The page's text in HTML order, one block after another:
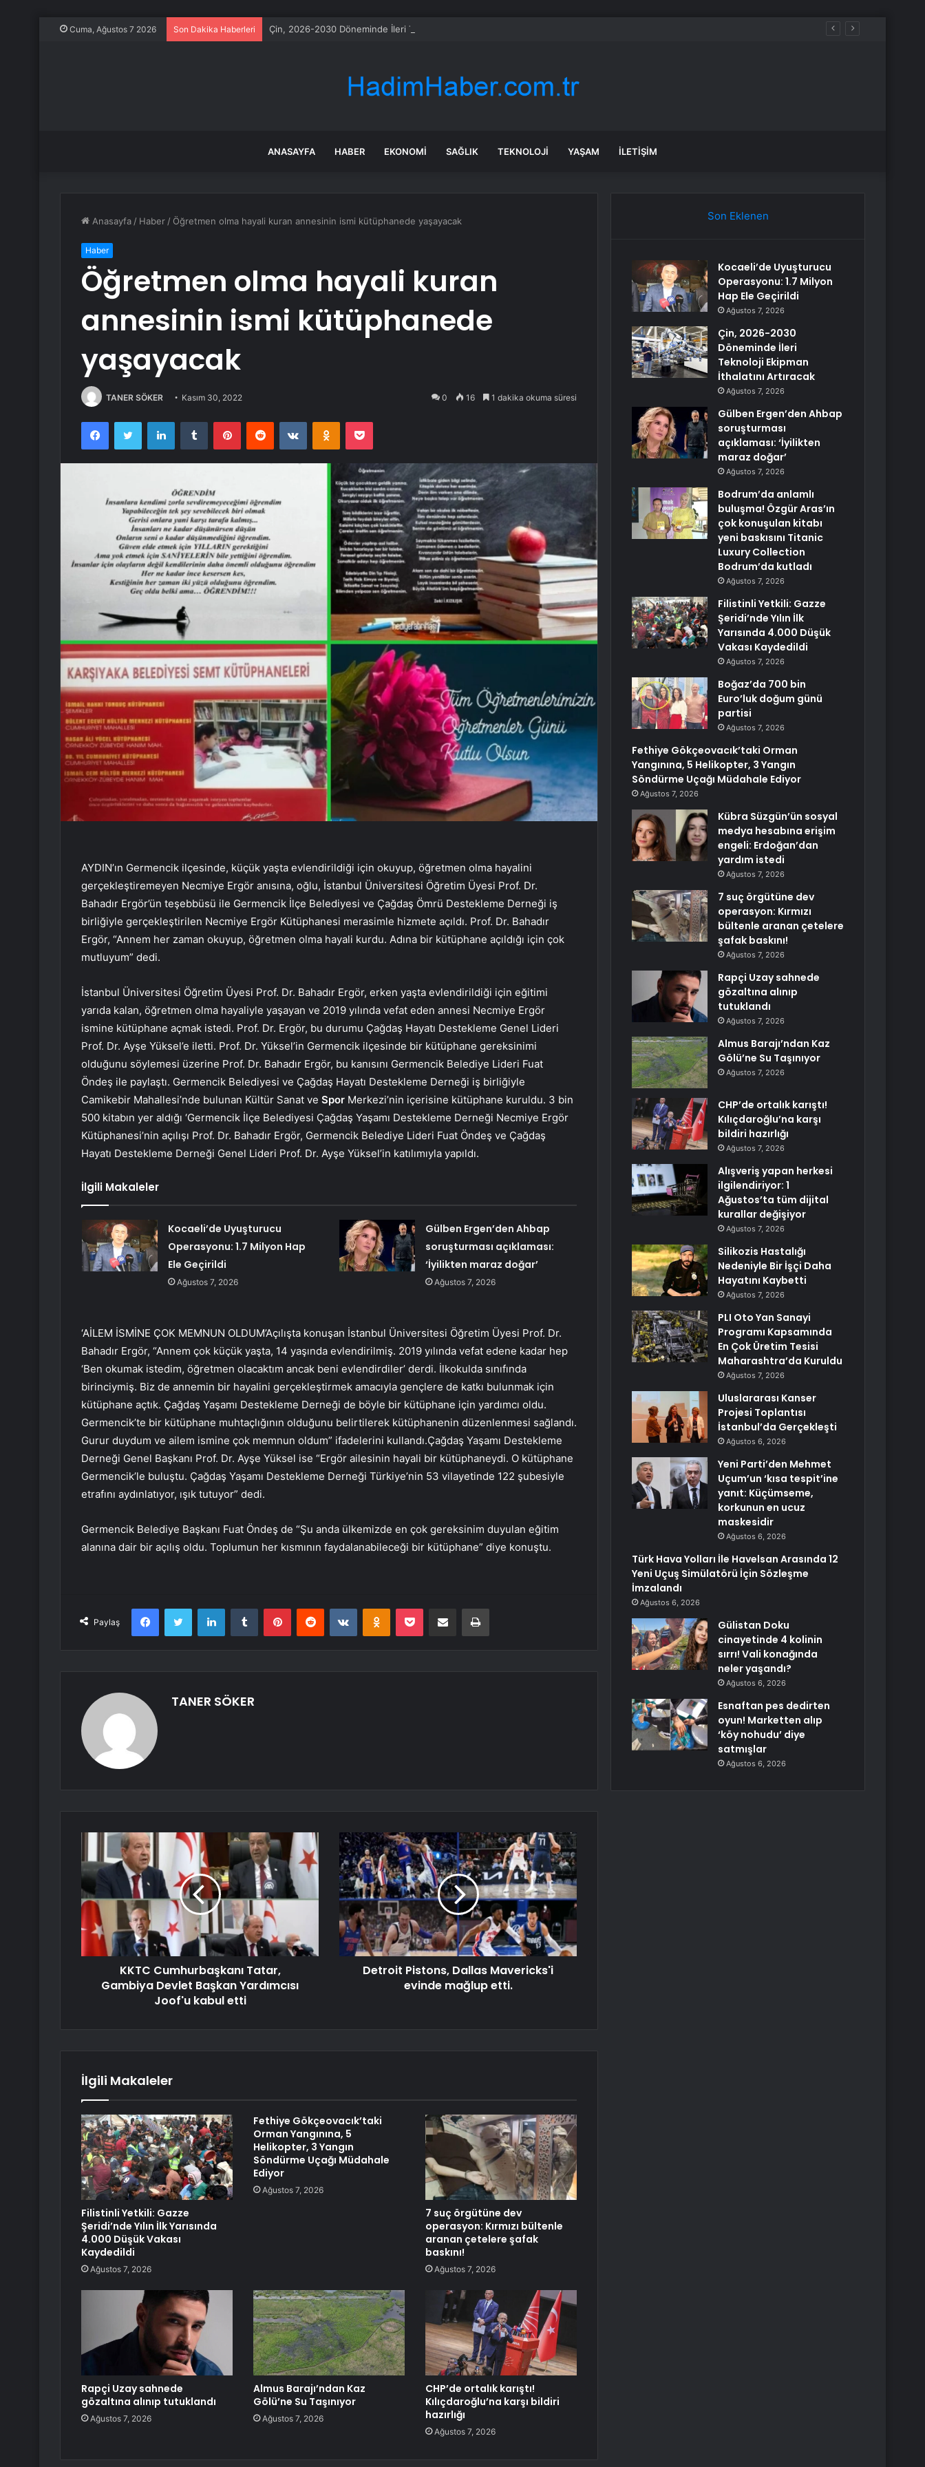
Cuma, Ağustos 7 2026 Son Dakika Haberleri Çin, 2026-2030 Döneminde İleri Teknoloji Ekipman İthalatını Artıracak
ANASAYFA HABER EKONOMI SAĞLIK TEKNOLOJI YAŞAM İLETIŞIM
Anasayfa / Haber / Öğretmen olma hayali kuran annesinin ismi kütüphanede yaşayacak
Haber
Öğretmen olma hayali kuran
annesinin ismi kütüphanede
yaşayacak
TANER SÖKER Kasım 30, 2022 0 16 1 dakika okuma süresi
FacebookTwitter LinkedInTumblr PinterestReddit VKontakteOdnoklassniki
Pocket
AYDIN’ın Germencik ilçesinde, küçük yaşta evlendirildiği için okuyup, öğretmen olma hayalini
gerçekleştiremeyen Necmiye Ergör anısına, oğlu, İstanbul Üniversitesi Öğretim Üyesi Prof. Dr.
Bahadır Ergör’ün teşebbüsü ile Germencik İlçe Belediyesi ve Çağdaş Ömrü Destekleme Derneği iş
birliğiyle gerçekleştirilen Necmiye Ergör Kütüphanesi merasimle hizmete açıldı. Prof. Dr. Bahadır
Ergör, “Annem her zaman okuyup, öğretmen olma hayali kurdu. Adına bir kütüphane açıldığı için çok
mutluyum” dedi.
İstanbul Üniversitesi Öğretim Üyesi Prof. Dr. Bahadır Ergör, erken yaşta evlendirildiği için eğitimi
yarıda kalan, öğretmen olma hayaliyle yaşayan ve 2019 yılında vefat eden annesi Necmiye Ergör
ismine kütüphane açmak istedi. Prof. Dr. Ergör, bu durumu Çağdaş Hayatı Destekleme Genel Lideri
Prof. Dr. Ayşe Yüksel’e iletti. Prof. Dr. Yüksel’in Germencik ilçesinde bir kütüphane gereksinimi
olduğunu söylemesi üzerine Prof. Dr. Bahadır Ergör, bu kanısını Germencik Belediye Lideri Fuat
Öndeş ile paylaştı. Germencik Belediyesi ve Çağdaş Hayatı Destekleme Derneği iş birliğiyle
Camikebir Mahallesi’nde bulunan Kültür Sanat ve Spor Merkezi’nin içerisine kütüphane kuruldu. 3 bin
500 kitabın yer aldığı ‘Germencik İlçe Belediyesi Çağdaş Yaşamı Destekleme Derneği Necmiye Ergör
Kütüphanesi’nin açılışı Prof. Dr. Bahadır Ergör, Germencik Belediye Lideri Fuat Öndeş ve Çağdaş
Hayatı Destekleme Derneği Genel Lideri Prof. Dr. Ayşe Yüksel’in katılımıyla yapıldı.
İlgili Makaleler
Kocaeli’de Uyuşturucu
Operasyonu: 1.7 Milyon Hap
Ele Geçirildi
Ağustos 7, 2026
Gülben Ergen’den Ahbap
soruşturması açıklaması:
‘İyilikten maraz doğar’
Ağustos 7, 2026
‘AİLEM İSMİNE ÇOK MEMNUN OLDUM’Açılışta konuşan İstanbul Üniversitesi Öğretim Üyesi Prof. Dr.
Bahadır Ergör, “Annem çok küçük yaşta, 14 yaşında evlendirilmiş. 2019 yılında vefat edene kadar hep
‘Ben okumak istedim, öğretmen olacaktım ancak beni evlendirdiler’ derdi. İlkokulda sınıfında
birinciymiş. Biz de annemin bir hayalini gerçekleştirmek amacıyla gençlere de katkı bulunmak için
kütüphane açtık. Çağdaş Yaşamı Destekleme Derneği de böyle bir kütüphane için yardımcı oldu.
Germencik’te bir kütüphane muhtaçlığının olduğunu belirtilerek kütüphanenin düzenlenmesi sağlandı.
Gurur duydum ve ailem ismine çok memnun oldum” ifadelerini kullandı.Çağdaş Yaşamı Destekleme
Derneği Genel Başkanı Prof. Dr. Ayşe Yüksel ise “Ergör ailesinin hayali bir kütüphaneydi. O kütüphane
Germencik’le buluştu. Çağdaş Yaşamı Destekleme Derneği Türkiye’nin 53 vilayetinde 122 şubesiyle
etrafını aydınlatıyor, ışık tutuyor” dedi.
Germencik Belediye Başkanı Fuat Öndeş de “Şu anda ülkemizde en çok gereksinim duyulan eğitim
alanına dair bir açılış oldu. Toplumun her kısmının faydalanabileceği bir kütüphane” diye konuştu.
Paylaş
FacebookTwitter LinkedInTumblr PinterestReddit VKontakteOdnoklassniki
Pocket E-Posta ile paylaş Yazdır
TANER SÖKER
KKTC Cumhurbaşkanı Tatar,
Gambiya Devlet Başkan Yardımcısı
Joof'u kabul etti
Detroit Pistons, Dallas Mavericks'i
evinde mağlup etti.
İlgili Makaleler
Filistinli Yetkili: Gazze
Şeridi’nde Yılın İlk Yarısında
4.000 Düşük Vakası
Kaydedildi
Ağustos 7, 2026
Fethiye Gökçeovacık’taki
Orman Yangınına, 5
Helikopter, 3 Yangın
Söndürme Uçağı Müdahale
Ediyor
Ağustos 7, 2026
7 suç örgütüne dev
operasyon: Kırmızı bültenle
aranan çetelere şafak
baskını!
Ağustos 7, 2026
Rapçi Uzay sahnede
gözaltına alınıp tutuklandı
Ağustos 7, 2026
Almus Barajı’ndan Kaz
Gölü’ne Su Taşınıyor
Ağustos 7, 2026
CHP’de ortalık karıştı!
Kılıçdaroğlu’na karşı bildiri
hazırlığı
Ağustos 7, 2026
Son Eklenen
Kocaeli’de Uyuşturucu
Operasyonu: 1.7 Milyon
Hap Ele Geçirildi
Ağustos 7, 2026
Çin, 2026-2030
Döneminde İleri
Teknoloji Ekipman
İthalatını Artıracak
Ağustos 7, 2026
Gülben Ergen’den Ahbap
soruşturması
açıklaması: ‘İyilikten
maraz doğar’
Ağustos 7, 2026
Bodrum’da anlamlı
buluşma! Özgür Aras’ın
çok konuşulan kitabı
yeni baskısını Titanic
Luxury Collection
Bodrum’da kutladı
Ağustos 7, 2026
Filistinli Yetkili: Gazze
Şeridi’nde Yılın İlk
Yarısında 4.000 Düşük
Vakası Kaydedildi
Ağustos 7, 2026
Boğaz’da 700 bin
Euro’luk doğum günü
partisi
Ağustos 7, 2026
Fethiye Gökçeovacık’taki Orman
Yangınına, 5 Helikopter, 3 Yangın
Söndürme Uçağı Müdahale Ediyor
Ağustos 7, 2026
Kübra Süzgün’ün sosyal
medya hesabına erişim
engeli: Erdoğan’dan
yardım istedi
Ağustos 7, 2026
7 suç örgütüne dev
operasyon: Kırmızı
bültenle aranan çetelere
şafak baskını!
Ağustos 7, 2026
Rapçi Uzay sahnede
gözaltına alınıp
tutuklandı
Ağustos 7, 2026
Almus Barajı’ndan Kaz
Gölü’ne Su Taşınıyor
Ağustos 7, 2026
CHP’de ortalık karıştı!
Kılıçdaroğlu’na karşı
bildiri hazırlığı
Ağustos 7, 2026
Alışveriş yapan herkesi
ilgilendiriyor: 1
Ağustos’ta tüm dijital
kurallar değişiyor
Ağustos 7, 2026
Silikozis Hastalığı
Nedeniyle Bir İşçi Daha
Hayatını Kaybetti
Ağustos 7, 2026
PLI Oto Yan Sanayi
Programı Kapsamında
En Çok Üretim Tesisi
Maharashtra’da Kuruldu
Ağustos 7, 2026
Uluslararası Kanser
Projesi Toplantısı
İstanbul’da Gerçekleşti
Ağustos 6, 2026
Yeni Parti’den Mehmet
Uçum’un ‘kısa tespit’ine
yanıt: Küçümseme,
korkunun en ucuz
maskesidir
Ağustos 6, 2026
Türk Hava Yolları İle Havelsan Arasında 12
Yeni Uçuş Simülatörü İçin Sözleşme
İmzalandı
Ağustos 6, 2026
Gülistan Doku
cinayetinde 4 kolinin
sırrı! Vali konağında
neler yaşandı?
Ağustos 6, 2026
Esnaftan pes dedirten
oyun! Marketten alıp
‘köy nohudu’ diye
satmışlar
Ağustos 6, 2026